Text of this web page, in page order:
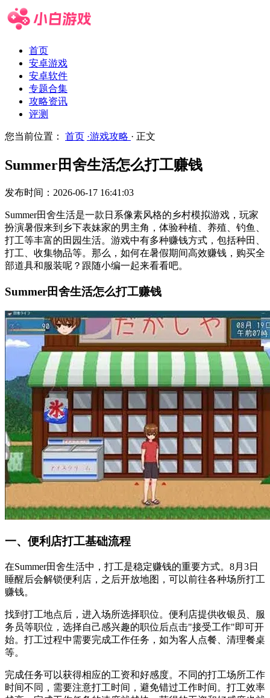
首页
安卓游戏
安卓软件
专题合集
攻略资讯
评测
您当前位置： 首页 ·游戏攻略 · 正文
Summer田舍生活怎么打工赚钱
发布时间：2026-06-17 16:41:03
Summer田舍生活是一款日系像素风格的乡村模拟游戏，玩家
扮演暑假来到乡下表妹家的男主角，体验种植、养殖、钓鱼、
打工等丰富的田园生活。游戏中有多种赚钱方式，包括种田、
打工、收集物品等。那么，如何在暑假期间高效赚钱，购买全
部道具和服装呢？跟随小编一起来看看吧。
Summer田舍生活怎么打工赚钱
一、便利店打工基础流程
在Summer田舍生活中，打工是稳定赚钱的重要方式。8月3日
睡醒后会解锁便利店，之后开放地图，可以前往各种场所打工
赚钱。
找到打工地点后，进入场所选择职位。便利店提供收银员、服
务员等职位，选择自己感兴趣的职位后点击"接受工作"即可开
始。打工过程中需要完成工作任务，如为客人点餐、清理餐桌
等。
完成任务可以获得相应的工资和好感度。不同的打工场所工作
时间不同，需要注意打工时间，避免错过工作时间。打工效率